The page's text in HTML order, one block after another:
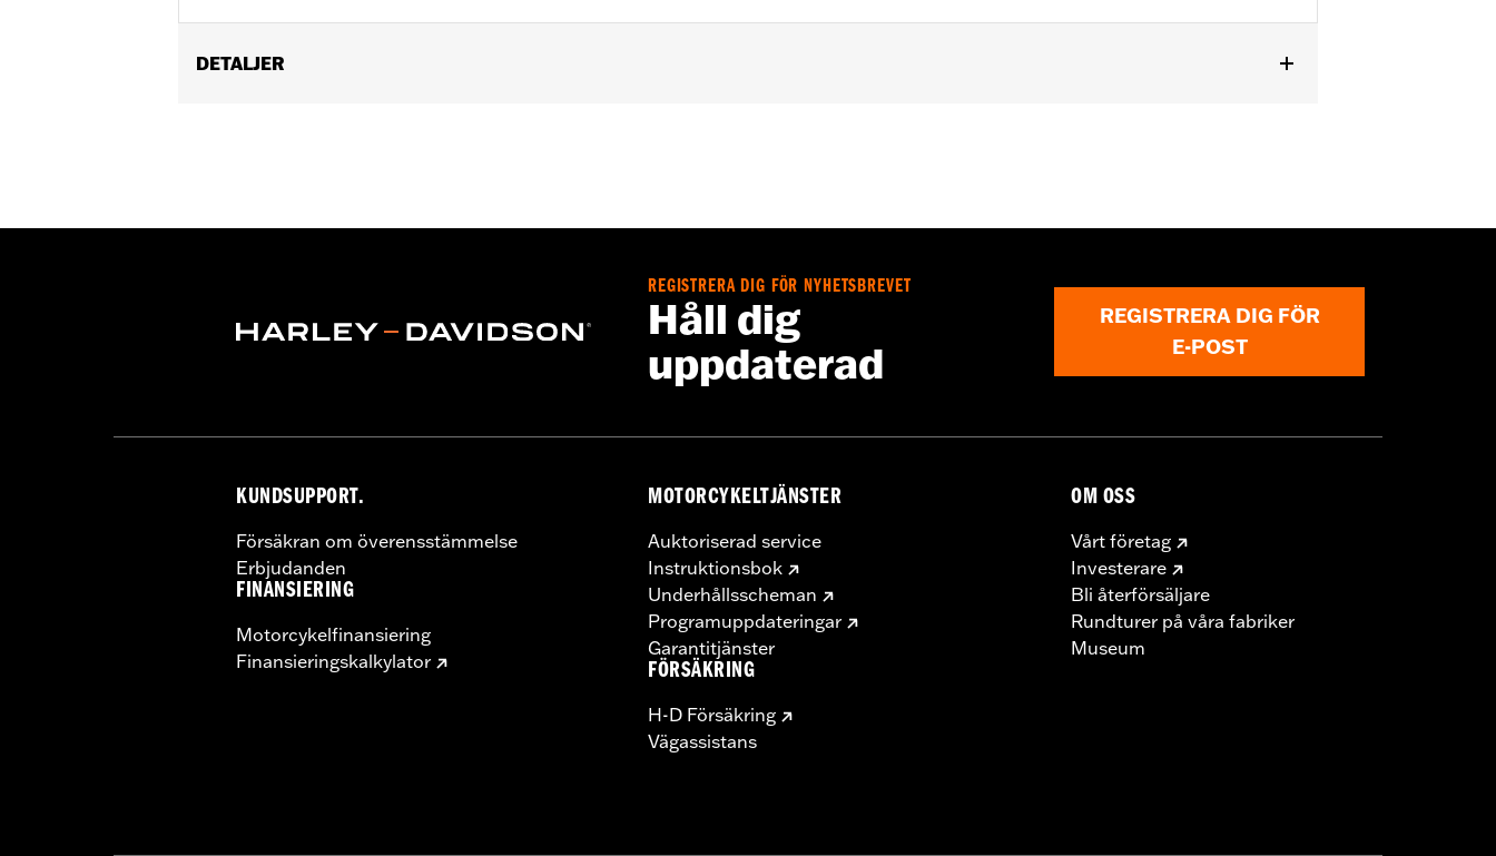
DETALJER
REGISTRERA DIG FÖR NYHETSBREVET
Håll dig
uppdaterad
REGISTRERA DIG FÖR
E-POST
KUNDSUPPORT.
Försäkran om överensstämmelse
Erbjudanden
FINANSIERING
Motorcykelfinansiering
Finansieringskalkylator
MOTORCYKELTJÄNSTER
Auktoriserad service
Instruktionsbok
Underhållsscheman
Programuppdateringar
Garantitjänster
FÖRSÄKRING
H-D Försäkring
Vägassistans
OM OSS
Vårt företag
Investerare
Bli återförsäljare
Rundturer på våra fabriker
Museum